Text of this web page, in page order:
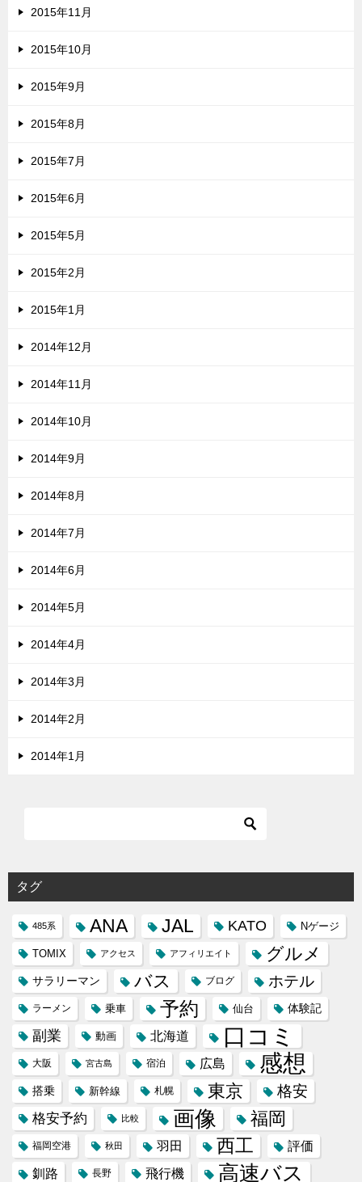
2015年11月
2015年10月
2015年9月
2015年8月
2015年7月
2015年6月
2015年5月
2015年2月
2015年1月
2014年12月
2014年11月
2014年10月
2014年9月
2014年8月
2014年7月
2014年6月
2014年5月
2014年4月
2014年3月
2014年2月
2014年1月
タグ
485系 ANA JAL KATO Nゲージ
TOMIX アクセス アフィリエイト グルメ
サラリーマン バス ブログ ホテル
ラーメン 乗車 予約 仙台 体験記
副業 動画 北海道 口コミ
大阪 宮古島 宿泊 広島 感想
搭乗 新幹線 札幌 東京 格安
格安予約 比較 画像 福岡
福岡空港 秋田 羽田 西工
評価
釧路
長野 飛行機 高速バス